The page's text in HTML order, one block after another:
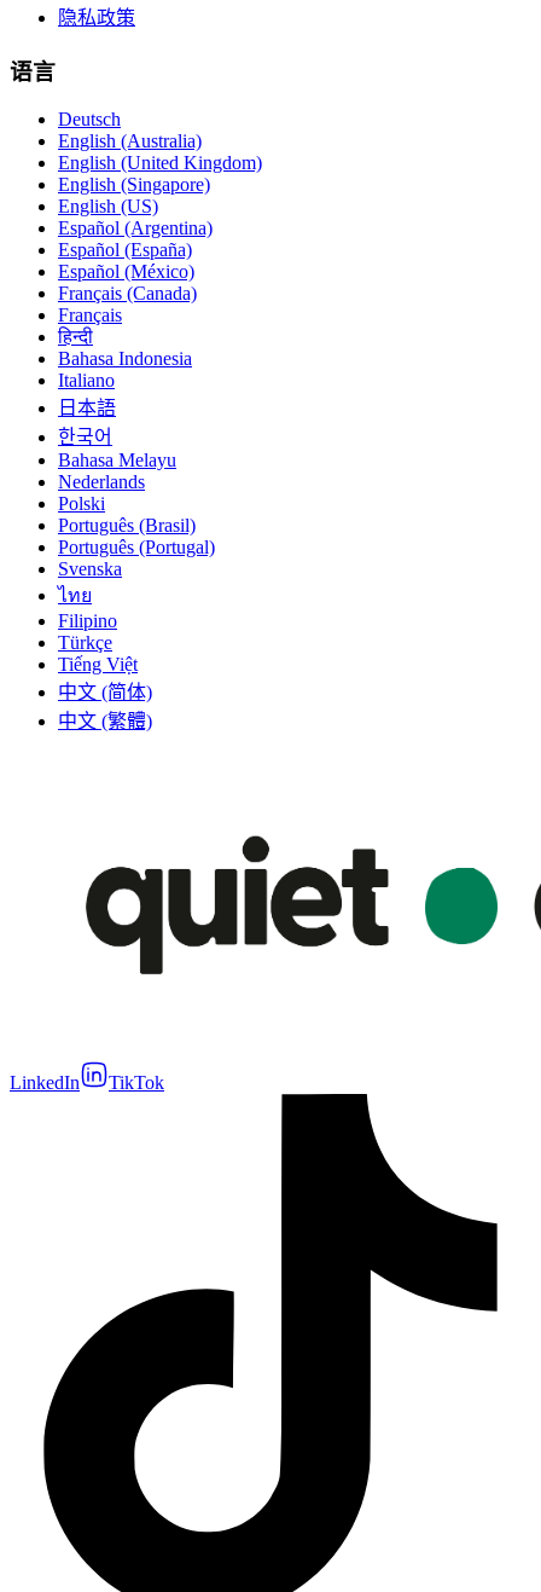
隐私政策
语言
Deutsch
English (Australia)
English (United Kingdom)
English (Singapore)
English (US)
Español (Argentina)
Español (España)
Español (México)
Français (Canada)
Français
हिन्दी
Bahasa Indonesia
Italiano
日本語
한국어
Bahasa Melayu
Nederlands
Polski
Português (Brasil)
Português (Portugal)
Svenska
ไทย
Filipino
Türkçe
Tiếng Việt
中文 (简体)
中文 (繁體)
LinkedIn TikTok